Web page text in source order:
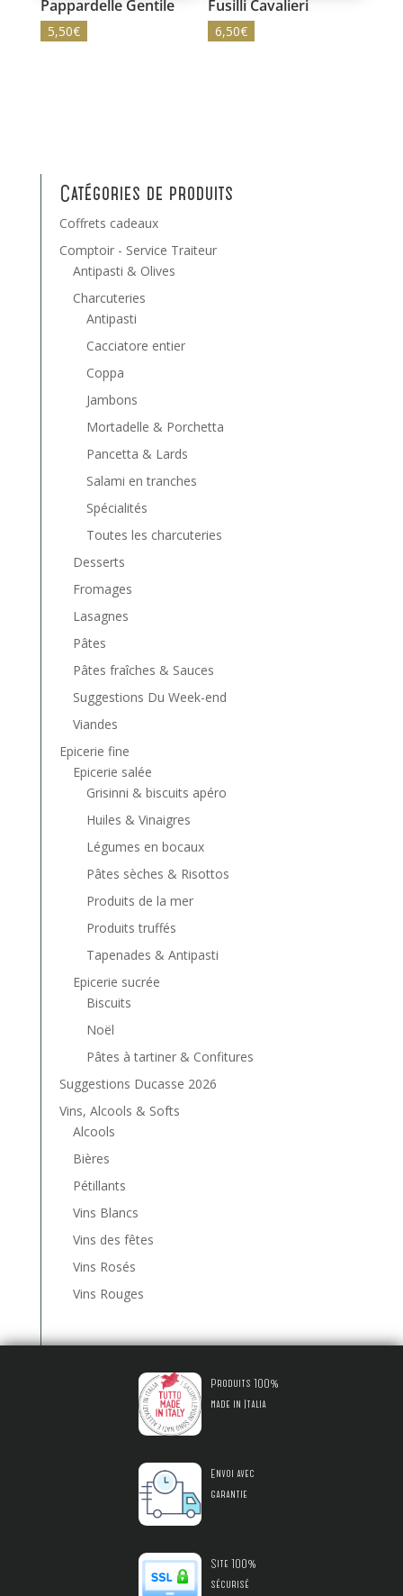
Pappardelle Gentile
5,50€
Fusilli Cavalieri
6,50€
Catégories de produits
Coffrets cadeaux
Comptoir - Service Traiteur
Antipasti & Olives
Charcuteries
Antipasti
Cacciatore entier
Coppa
Jambons
Mortadelle & Porchetta
Pancetta & Lards
Salami en tranches
Spécialités
Toutes les charcuteries
Desserts
Fromages
Lasagnes
Pâtes
Pâtes fraîches & Sauces
Suggestions Du Week-end
Viandes
Epicerie fine
Epicerie salée
Grisinni & biscuits apéro
Huiles & Vinaigres
Légumes en bocaux
Pâtes sèches & Risottos
Produits de la mer
Produits truffés
Tapenades & Antipasti
Epicerie sucrée
Biscuits
Noël
Pâtes à tartiner & Confitures
Suggestions Ducasse 2026
Vins, Alcools & Softs
Alcools
Bières
Pétillants
Vins Blancs
Vins des fêtes
Vins Rosés
Vins Rouges
Produits 100%
made in Italia
Envoi avec
garantie
Site 100%
sécurisé